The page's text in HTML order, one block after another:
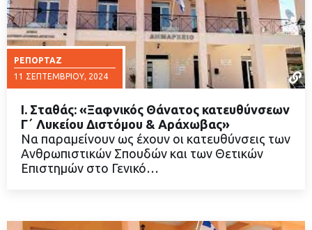
ΡΕΠΟΡΤΆΖ
11 ΣΕΠΤΕΜΒΡΊΟΥ, 2024
ΔΙΑΒΑΣΤΕ ΠΕΡΙΣΣΟΤΕΡΑ
Ι. Σταθάς: «Ξαφνικός Θάνατος κατευθύνσεων
Γ΄ Λυκείου Διστόμου & Αράχωβας»
Να παραμείνουν ως έχουν οι κατευθύνσεις των
Ανθρωπιστικών Σπουδών και των Θετικών
Επιστημών στο Γενικό…